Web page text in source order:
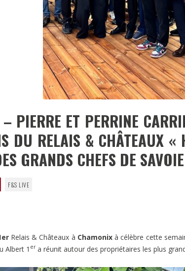
PIERRE ET PERRINE
DU RELAIS & CHÂTEAUX «
GRANDS CHEFS DE SAVOIE
F&S LIVE
Relais & Châteaux à Chamonixà célèbre cette
Albert 1 era réunit autour des propriétaires les plus